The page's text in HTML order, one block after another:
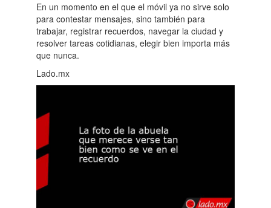
En un momento en el que el móvil ya no sirve solo
para contestar mensajes, sino también para
trabajar, registrar recuerdos, navegar la ciudad y
resolver tareas cotidianas, elegir bien importa más
que nunca.
Lado.mx